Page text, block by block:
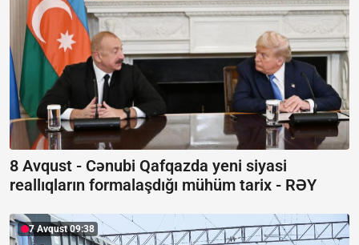
8 Avqust - Cənubi Qafqazda yeni siyasi
reallıqların formalaşdığı mühüm tarix - RƏY
7 Avqust 09:38